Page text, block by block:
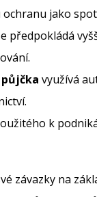
jako
předpokládá
využívá
k
závazky na